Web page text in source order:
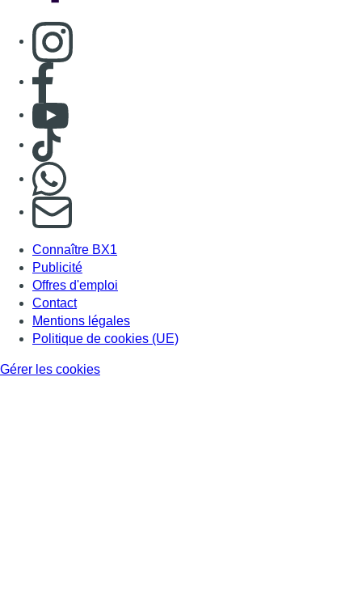
Consulter page Instagram
Consulter page Facebook
Consulter Youtube
Consulter TikTok
S'abonner à notre newsletter
Connaître BX1
Publicité
Offres d'emploi
Contact
Mentions légales
Politique de cookies (UE)
Gérer les cookies